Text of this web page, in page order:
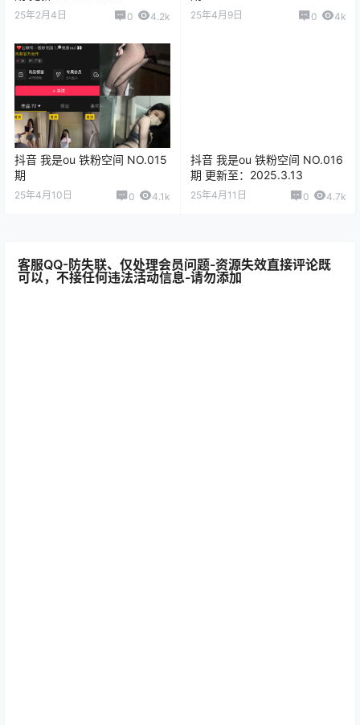
25年2月4日 0 4.2k 25年4月9日 0 4k
抖音 我是ou 铁粉空间 NO.015
期
25年4月10日 0 4.1k
抖音 我是ou 铁粉空间 NO.016
期 更新至：2025.3.13
25年4月11日 0 4.7k
客服QQ-防失联、仅处理会员问题-资源失效直接评论既
可以，不接任何违法活动信息-请勿添加